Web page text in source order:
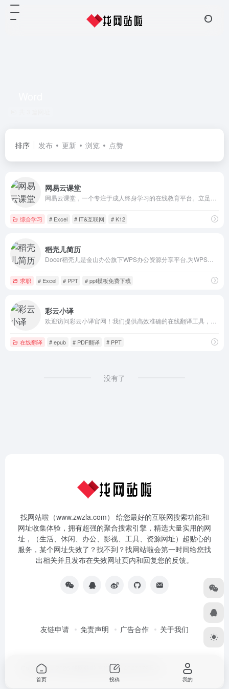
排序 发布 更新 浏览 点赞
网易云课堂
综合学习 # Excel # IT&互联网 # K12
稻壳儿简历
求职 # Excel # PPT # ppt模板免费下载
彩云小译
在线翻译 # epub # PDF翻译 # PPT
没有了
找网站啦（www.zwzla.com） 给您最好的互联网搜索功能和
网址收集体验，拥有超强的聚合搜索引擎，精选大量实用的网
址，（生活、休闲、办公、影视、工具、资源网址）超贴心的
服务，某个网址失效了？找不到？找网站啦会第一时间给您找
出相关并且发布在失效网址页内和回复您的反馈。
友链申请 免责声明 广告合作 关于我们
Copyright © 2026 京ICP备14047079号-3
首页 投稿 我的